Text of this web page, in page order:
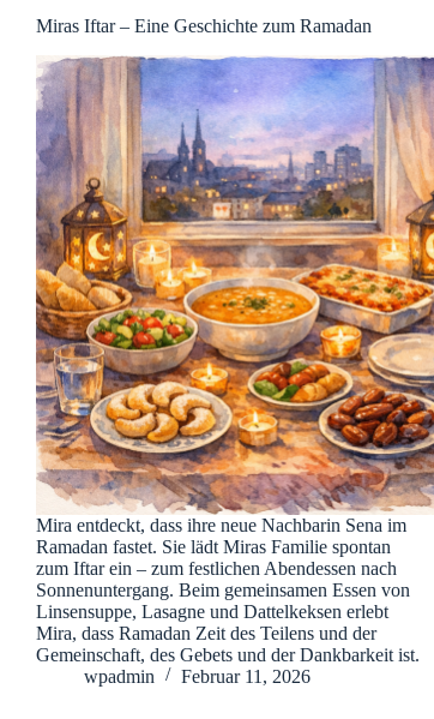
Miras Iftar – Eine Geschichte zum Ramadan
Mira entdeckt, dass ihre neue Nachbarin Sena im
Ramadan fastet. Sie lädt Miras Familie spontan
zum Iftar ein – zum festlichen Abendessen nach
Sonnenuntergang. Beim gemeinsamen Essen von
Linsensuppe, Lasagne und Dattelkeksen erlebt
Mira, dass Ramadan Zeit des Teilens und der
Gemeinschaft, des Gebets und der Dankbarkeit ist.
wpadmin
Februar 11, 2026